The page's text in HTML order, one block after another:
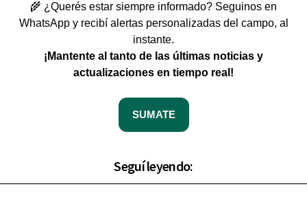
🌾 ¿Querés estar siempre informado? Seguinos en
WhatsApp y recibí alertas personalizadas del campo, al
instante.
¡Mantente al tanto de las últimas noticias y
actualizaciones en tiempo real!
SUMATE
Seguí leyendo: